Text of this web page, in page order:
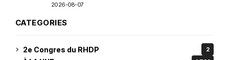
2026-08-07
CATEGORIES
2e Congres du RHDP 2